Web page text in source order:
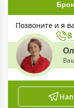
Позвоните и я
8